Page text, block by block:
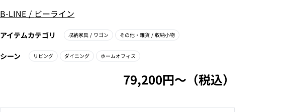
B-LINE / ビーライン
アイテムカテゴリ 収納家具/ ワゴン その他・雑貨/ 収納小物
シーン リビング ダイニング ホームオフィス
79,200円〜（税込）